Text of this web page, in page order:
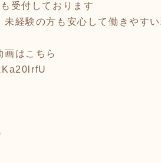
受付しております
経験の方も安心して働きやすい
はこちら